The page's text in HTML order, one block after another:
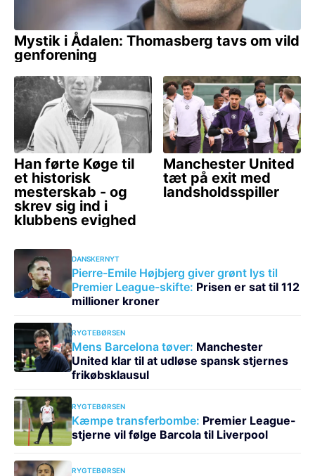
DANSKERNYT
Pierre-Emile Højbjerg giver grønt lys til
Premier League-skifte: Prisen er sat til 112
millioner kroner
RYGTEBØRSEN
Mens Barcelona tøver: Manchester
United klar til at udløse spansk stjernes
frikøbsklausul
RYGTEBØRSEN
Kæmpe transferbombe: Premier League-
stjerne vil følge Barcola til Liverpool
RYGTEBØRSEN